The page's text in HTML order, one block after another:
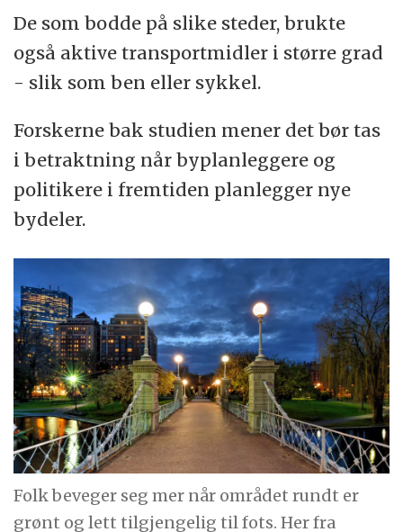
De som bodde på slike steder, brukte
også aktive transportmidler i større grad
- slik som ben eller sykkel.
Forskerne bak studien mener det bør tas
i betraktning når byplanleggere og
politikere i fremtiden planlegger nye
bydeler.
Folk beveger seg mer når området rundt er
grønt og lett tilgjengelig til fots. Her fra